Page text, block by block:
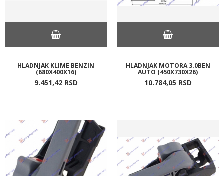
HLADNJAK KLIME BENZIN
(680X400X16)
9.451,42 RSD
HLADNJAK MOTORA 3.0BEN
AUTO (450X730X26)
10.784,05 RSD